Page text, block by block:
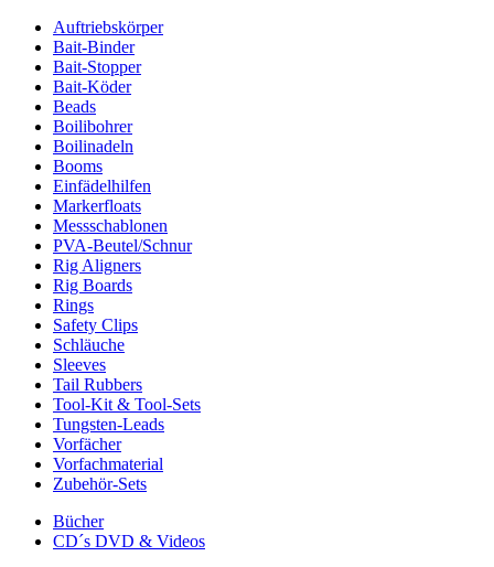
Auftriebskörper
Bait-Binder
Bait-Stopper
Bait-Köder
Beads
Boilibohrer
Boilinadeln
Booms
Einfädelhilfen
Markerfloats
Messschablonen
PVA-Beutel/Schnur
Rig Aligners
Rig Boards
Rings
Safety Clips
Schläuche
Sleeves
Tail Rubbers
Tool-Kit & Tool-Sets
Tungsten-Leads
Vorfächer
Vorfachmaterial
Zubehör-Sets
Bücher
CD´s DVD & Videos